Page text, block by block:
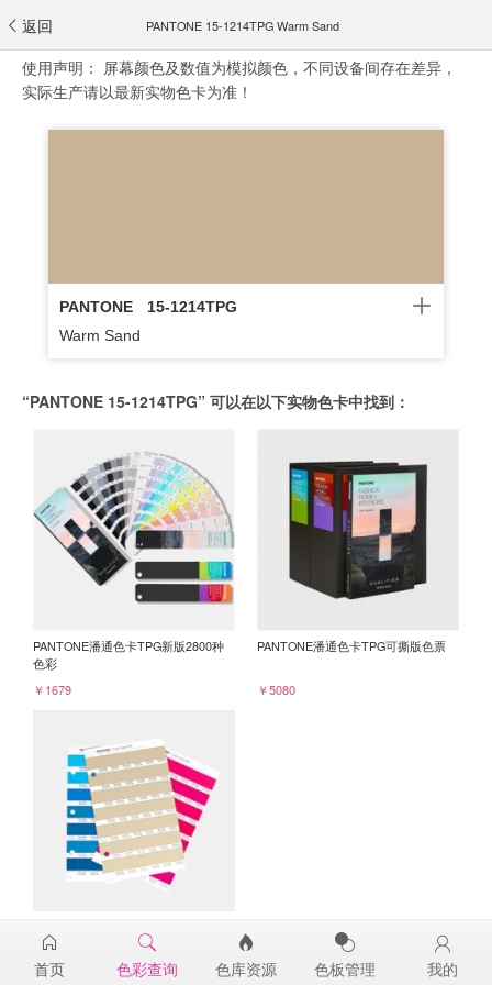
返回 PANTONE 15-1214TPG Warm Sand
使用声明： 屏幕颜色及数值为模拟颜色，不同设备间存在差异，
实际生产请以最新实物色卡为准！
PANTONE
15-1214TPG
Warm Sand
“PANTONE 15-1214TPG” 可以在以下实物色卡中找到：
PANTONE潘通色卡TPG新版2800种
色彩
￥1679
PANTONE潘通色卡TPG可撕版色票
￥5080
15-1214TPG
￥98
首页 色彩查询 色库资源 色板管理 我的